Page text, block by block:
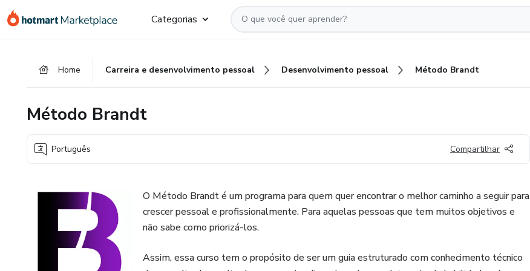
para
para
para
Categorias
Home Carreira e desenvolvimento pessoal Desenvolvimento pessoal Método Brandt
Método Brandt
Português Compartilhar
O Método Brandt é um programa para quem quer encontrar o melhor caminho a seguir para
crescer pessoal e profissionalmente. Para aquelas pessoas que tem muitos objetivos e
não sabe como priorizá-los.
Assim, essa curso tem o propósito de ser um guia estruturado com conhecimento técnico